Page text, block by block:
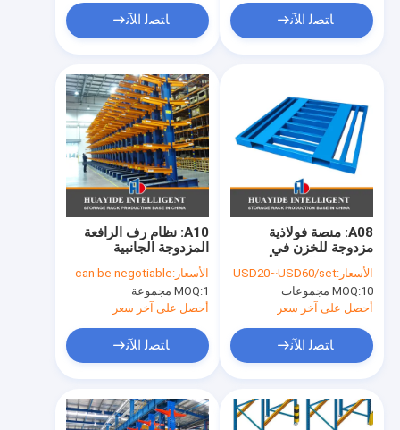
ﺎﺘﺼﻟ ﺍﻶﻧ ﺎﺘﺼﻟ ﺍﻶﻧ
A10: نظام رف الرافعة
المزدوجة الجانبية
الأسعار:can be negotiable
MOQ:1 مجموعة
أحصل على آخر سعر
ﺎﺘﺼﻟ ﺍﻶﻧ
A08: منصة فولاذية
مزدوجة للخزن في
المستودع الركن الأيمن
منصة فولاذية
الأسعار:USD20~USD60/set
MOQ:10 مجموعات
أحصل على آخر سعر
ﺎﺘﺼﻟ ﺍﻶﻧ